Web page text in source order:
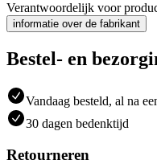
Verantwoordelijk voor
informatie over de fabrikant
Bestel- en
Vandaag besteld, al na
30 dagen bedenktijd
Retourneren